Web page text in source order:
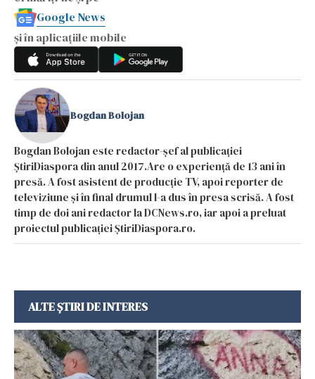
Google News
și în aplicațiile mobile
Bogdan Bolojan
Bogdan Bolojan este redactor-șef al publicației
ȘtiriDiaspora din anul 2017.Are o experiență de 13 ani în
presă. A fost asistent de producție TV, apoi reporter de
televiziune și în final drumul l-a dus în presa scrisă. A fost
timp de doi ani redactor la DCNews.ro, iar apoi a preluat
proiectul publicației ȘtiriDiaspora.ro.
ALTE ȘTIRI DE INTERES